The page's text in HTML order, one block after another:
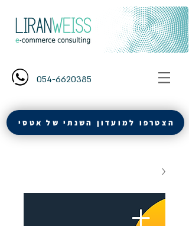
054-6620385
הצטרפו למועדון השנתי של אטסי